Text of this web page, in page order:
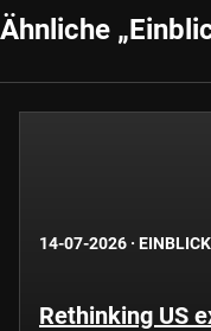
Ähnliche
14-07-2026 · EINBLICK
Rethinking US